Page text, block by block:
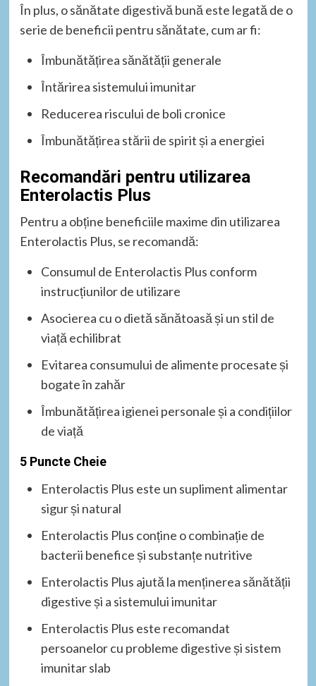
În plus, o sănătate digestivă bună este legată de o
serie de beneficii pentru sănătate, cum ar fi:
Îmbunătățirea sănătății generale
Întărirea sistemului imunitar
Reducerea riscului de boli cronice
Îmbunătățirea stării de spirit și a energiei
Recomandări pentru utilizarea
Enterolactis Plus
Pentru a obține beneficiile maxime din utilizarea
Enterolactis Plus, se recomandă:
Consumul de Enterolactis Plus conform
instrucțiunilor de utilizare
Asocierea cu o dietă sănătoasă și un stil de
viață echilibrat
Evitarea consumului de alimente procesate și
bogate în zahăr
Îmbunătățirea igienei personale și a condițiilor
de viață
5 Puncte Cheie
Enterolactis Plus este un supliment alimentar
sigur și natural
Enterolactis Plus conține o combinație de
bacterii benefice și substanțe nutritive
Enterolactis Plus ajută la menținerea sănătății
digestive și a sistemului imunitar
Enterolactis Plus este recomandat
persoanelor cu probleme digestive și sistem
imunitar slab